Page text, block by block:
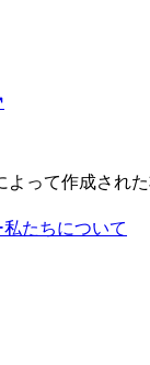
よって作成され
私たちについて